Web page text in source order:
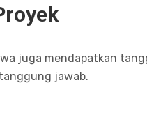
juga mendapatkan
jawab.